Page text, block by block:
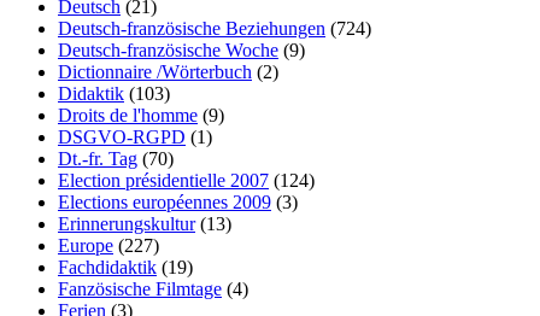
Deutsch (21)
Deutsch-französische Beziehungen (724)
Deutsch-französische Woche (9)
Dictionnaire /Wörterbuch (2)
Didaktik (103)
Droits de l'homme (9)
DSGVO-RGPD (1)
Dt.-fr. Tag (70)
Election présidentielle 2007 (124)
Elections européennes 2009 (3)
Erinnerungskultur(13)
Europe (227)
Fachdidaktik (19)
Fanzösische Filmtage (4)
Ferien (3)